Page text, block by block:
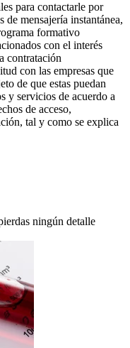
para contactarle por
mensajería instantánea,
formativo
con el interés
contratación
con las empresas que
de que estas puedan
y servicios de acuerdo a
de acceso,
tal y como se explica
ningún detalle